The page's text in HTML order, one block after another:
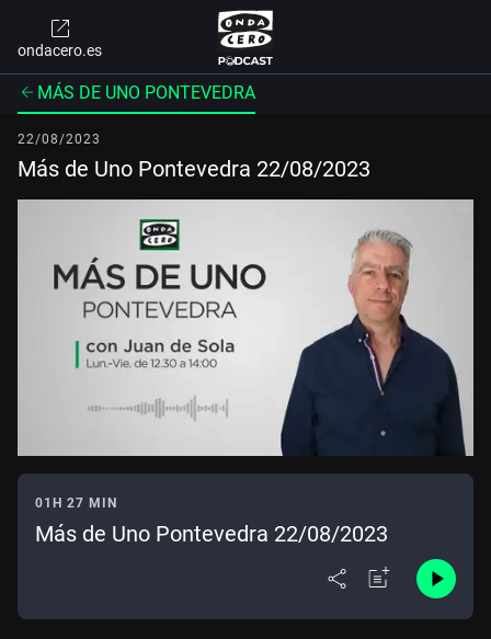
ondacero.es
MÁS DE UNO PONTEVEDRA
22/08/2023
Más de Uno Pontevedra 22/08/2023
01H 27 MIN
Más de Uno Pontevedra 22/08/2023